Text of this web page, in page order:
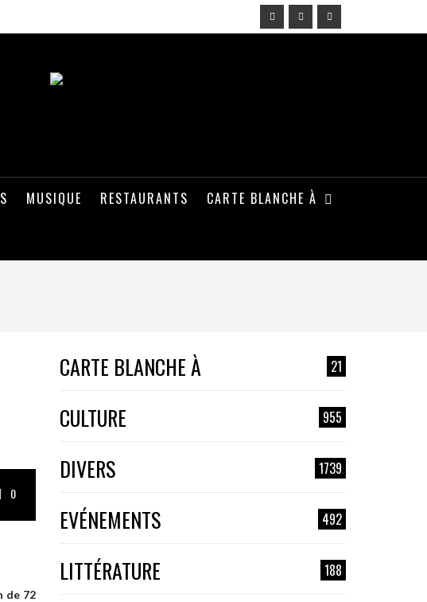
MUSIQUE RESTAURANTS CARTE BLANCHE À
0
de 72
CARTE BLANCHE À 21
CULTURE 955
DIVERS 1739
EVÉNEMENTS 492
LITTÉRATURE 188